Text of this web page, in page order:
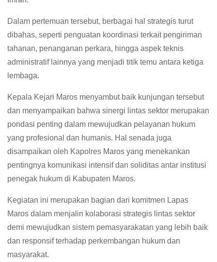
Dalam pertemuan tersebut, berbagai hal strategis turut
dibahas, seperti penguatan koordinasi terkait pengiriman
tahanan, penanganan perkara, hingga aspek teknis
administratif lainnya yang menjadi titik temu antara ketiga
lembaga.
Kepala Kejari Maros menyambut baik kunjungan tersebut
dan menyampaikan bahwa sinergi lintas sektor merupakan
pondasi penting dalam mewujudkan pelayanan hukum
yang profesional dan humanis. Hal senada juga
disampaikan oleh Kapolres Maros yang menekankan
pentingnya komunikasi intensif dan soliditas antar institusi
penegak hukum di Kabupaten Maros.
Kegiatan ini merupakan bagian dari komitmen Lapas
Maros dalam menjalin kolaborasi strategis lintas sektor
demi mewujudkan sistem pemasyarakatan yang lebih baik
dan responsif terhadap perkembangan hukum dan
masyarakat.